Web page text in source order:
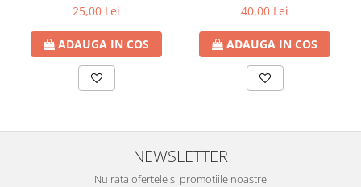
25,00 Lei
ADAUGA IN COS
40,00 Lei
ADAUGA IN COS
NEWSLETTER
Nu rata ofertele si promotiile noastre